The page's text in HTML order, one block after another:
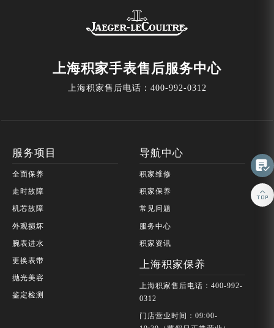
上海积家手表售后服务中心
上海积家售后电话： 400-992-0312
服务项目
全面保养
走时故障
机芯故障
外观损坏
腕表进水
更换表带
抛光美容
鉴定检测
导航中心
积家维修
积家保养
常见问题
服务中心
积家资讯
上海积家保养
上海积家售后电话：400-992-
0312
门店营业时间：09:00-

